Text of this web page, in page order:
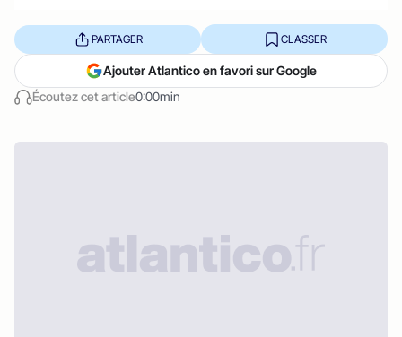
Écoutez cet article0:00min
PARTAGER CLASSER
Ajouter Atlantico en favori sur Google